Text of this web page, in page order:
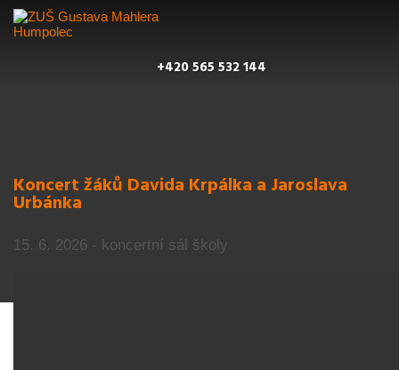
+420 565 532 144
Koncert žáků Davida Krpálka a Jaroslava
Urbánka
15. 6. 2026 - koncertní sál školy